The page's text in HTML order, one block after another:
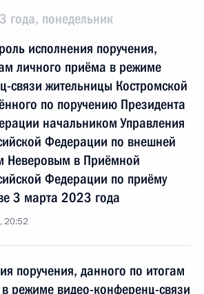
года, понедельник
исполнения поручения,
личного приёма в режиме
связи жительницы Костромской
по поручению Президента
начальником Управления
Федерации по внешней
Неверовым в Приёмной
Федерации по приёму
3 марта 2023 года
20:52
поручения, данного по итогам
режиме видео-конференц-связи